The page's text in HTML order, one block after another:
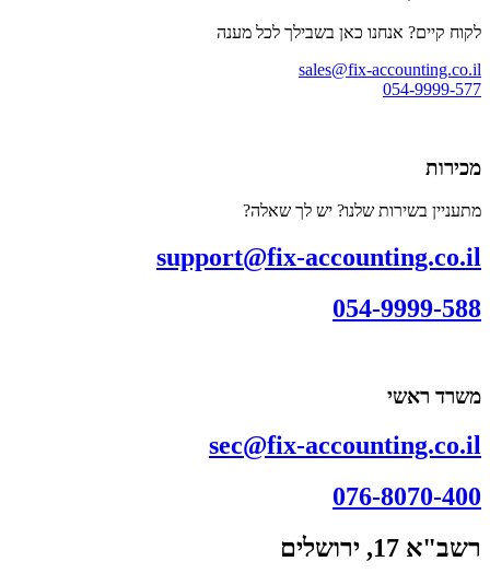
לקוח קיים? אנחנו כאן בשבילך לכל מענה
sales@fix-accounting.co.il
054-9999-577
מכירות
מתעניין בשירות שלנו? יש לך שאלה?
support@fix-accounting.co.il
054-9999-588
משרד ראשי
sec@fix-accounting.co.il
076-8070-400
רשב"א 17, ירושלים